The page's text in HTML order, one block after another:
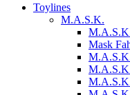
Toylines
M.A.S.K.
Mask